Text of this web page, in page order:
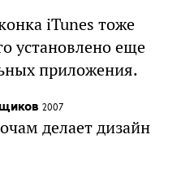
iTunes тоже
установлено еще
приложения.
2007
делает дизайн